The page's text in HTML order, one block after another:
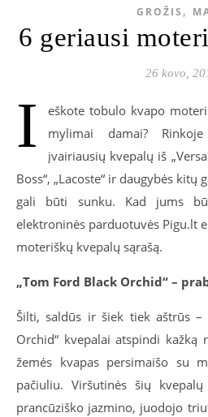
GROŽIS ,
6 geriausi
26 kovo,
I
eškote tobulo kvapo
mylimai damai?
įvairiausių kvepalų iš
Boss“, „Lacoste“ ir daugybės
gali būti sunku. Kad jums
elektroninės parduotuvės Pigu.lt
moteriškų kvepalų sąrašą.
„Tom Ford Black Orchid“ –
Šilti, saldūs ir šiek tiek aštrūs –
Orchid“ kvepalai atspindi kažką
žemės kvapas persimaišo su
pačiuliu. Viršutinės šių
prancūziško jazmino, juodojo